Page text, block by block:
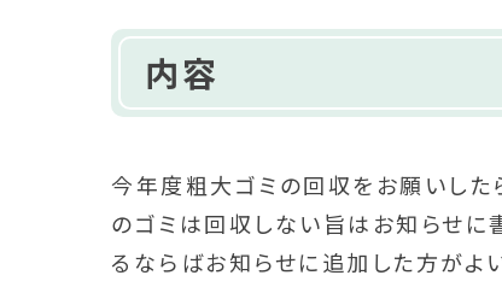
内容
今年度粗大ゴミの回収をお願いした
のゴミは回収しない旨はお知らせに
るならばお知らせに追加した方がよ